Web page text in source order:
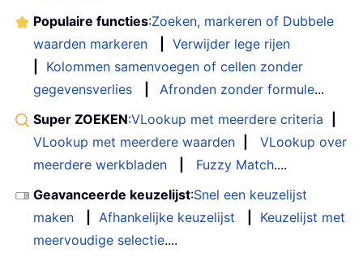
Populaire functies:Zoeken, markeren of Dubbele
waarden markeren
Verwijder lege rijen
Kolommen samenvoegen of cellen zonder
gegevensverlies
Afronden zonder formule...
Super ZOEKEN:VLookup met meerdere criteria
VLookup met meerdere waarden
VLookup over
meerdere werkbladen
Fuzzy Match....
Geavanceerde keuzelijst:Snel een keuzelijst
maken
Afhankelijke keuzelijst
Keuzelijst met
meervoudige selectie....